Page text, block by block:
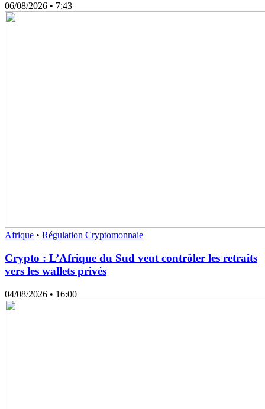
06/08/2026 • 7:43
Afrique • Régulation Cryptomonnaie
Crypto : L’Afrique du Sud veut contrôler les retraits
vers les wallets privés
04/08/2026 • 16:00